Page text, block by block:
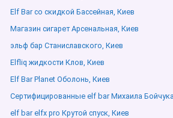
Elf Bar со скидкой Бассейная, Киев
Магазин сигарет Арсенальная, Киев
эльф бар Станиславского, Киев
Elfliq жидкости Клов, Киев
Elf Bar Planet Оболонь, Киев
Сертифицированные elf bar Михаила
elf bar elfx pro Крутой спуск, Киев